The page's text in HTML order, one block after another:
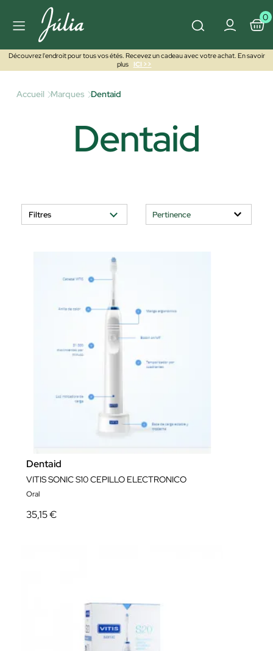
0
Découvrez l'endroit pour tous vos étés. Recevez un cadeau avec votre achat. En savoir
plus
ICI >>
Accueil Marques Dentaid
Dentaid
Filtres
Dentaid
VITIS SONIC S10 CEPILLO ELECTRONICO
Oral
35,15 €